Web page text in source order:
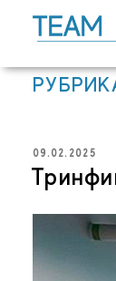
Перейти
содержимому
09.02.2025